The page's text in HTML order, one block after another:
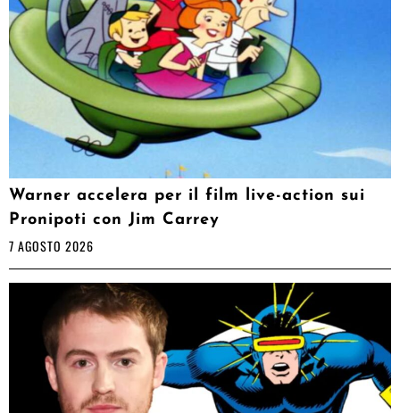
Warner accelera per il film live-action sui
Pronipoti con Jim Carrey
7 AGOSTO 2026